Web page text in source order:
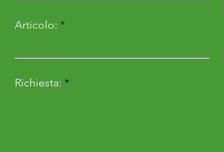
Articolo:
Richiesta: